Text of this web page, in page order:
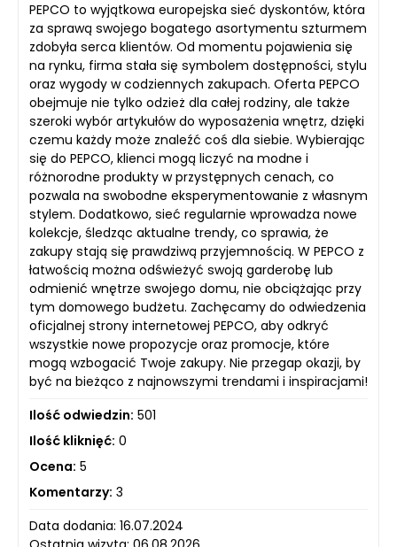
PEPCO to wyjątkowa europejska sieć dyskontów, która
za sprawą swojego bogatego asortymentu szturmem
zdobyła serca klientów. Od momentu pojawienia się
na rynku, firma stała się symbolem dostępności, stylu
oraz wygody w codziennych zakupach. Oferta PEPCO
obejmuje nie tylko odzież dla całej rodziny, ale także
szeroki wybór artykułów do wyposażenia wnętrz, dzięki
czemu każdy może znaleźć coś dla siebie. Wybierając
się do PEPCO, klienci mogą liczyć na modne i
różnorodne produkty w przystępnych cenach, co
pozwala na swobodne eksperymentowanie z własnym
stylem. Dodatkowo, sieć regularnie wprowadza nowe
kolekcje, śledząc aktualne trendy, co sprawia, że
zakupy stają się prawdziwą przyjemnością. W PEPCO z
łatwością można odświeżyć swoją garderobę lub
odmienić wnętrze swojego domu, nie obciążając przy
tym domowego budżetu. Zachęcamy do odwiedzenia
oficjalnej strony internetowej PEPCO, aby odkryć
wszystkie nowe propozycje oraz promocje, które
mogą wzbogacić Twoje zakupy. Nie przegap okazji, by
być na bieżąco z najnowszymi trendami i inspiracjami!
Ilość odwiedzin: 501
Ilość kliknięć: 0
Ocena: 5
Komentarzy: 3
Data dodania: 16.07.2024